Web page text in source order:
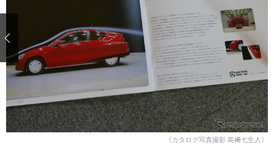
ショップレポート 愛車 File
自動車豆知識 ストップ！不具合修理＆粗悪修理
鈑金・塗装
ディテイリング
ディテイリング 洗車
ヘッドライト磨き コーティング
フィルム・ラッピング
鈑金・塗装
防錆
ストップ 不具合修理＆粗悪修理
カーメーカー「旧車」関連プロジェ
クト
ショップ紹介
ショップレポート プロショップ検索
レストア
《カタログ写真撮影 島﨑七生人》